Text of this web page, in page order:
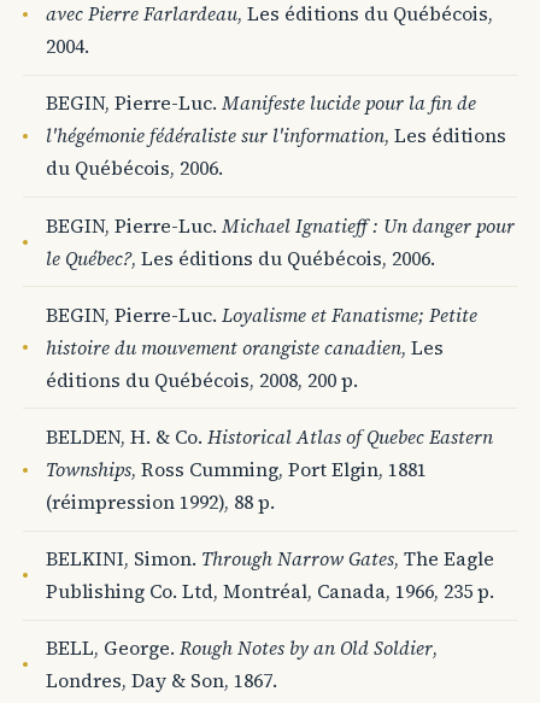
avec Pierre Farlardeau, Les éditions du Québécois,
2004.
BEGIN, Pierre-Luc.Manifeste lucide pour la fin de
l'hégémonie fédéraliste sur l'information, Les éditions
du Québécois, 2006.
BEGIN, Pierre-Luc.Michael Ignatieff : Un danger pour
le Québec?, Les éditions du Québécois, 2006.
BEGIN, Pierre-Luc.Loyalisme et Fanatisme; Petite
histoire du mouvement orangiste canadien, Les
éditions du Québécois, 2008, 200 p.
BELDEN, H. & Co.Historical Atlas of Quebec Eastern
Townships, Ross Cumming, Port Elgin, 1881
(réimpression 1992), 88 p.
BELKINI, Simon. Through Narrow Gates, The Eagle
Publishing Co. Ltd, Montréal, Canada, 1966, 235 p.
BELL, George.Rough Notes by an Old Soldier,
Londres, Day & Son, 1867.